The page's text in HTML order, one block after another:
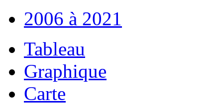
2006 à 2021
Tableau
Graphique
Carte